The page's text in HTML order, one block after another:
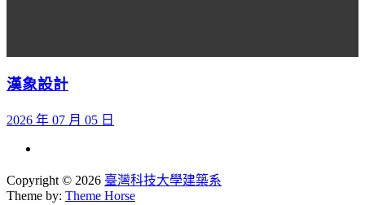
漢象設計
2026 年 07 月 05 日
Copyright © 2026 臺灣科技大學建築系
Theme by: Theme Horse